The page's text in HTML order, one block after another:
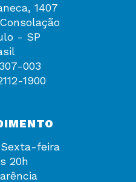
1407
- SP
003
1900
feira
20h